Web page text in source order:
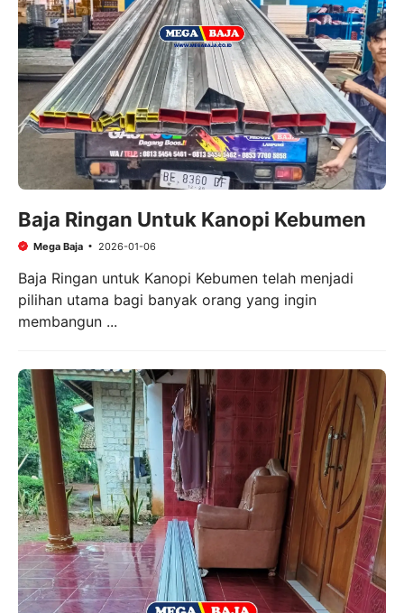
Baja Ringan Untuk Kanopi Kebumen
Mega Baja 2026-01-06
Baja Ringan untuk Kanopi Kebumen telah menjadi
pilihan utama bagi banyak orang yang ingin
membangun ...